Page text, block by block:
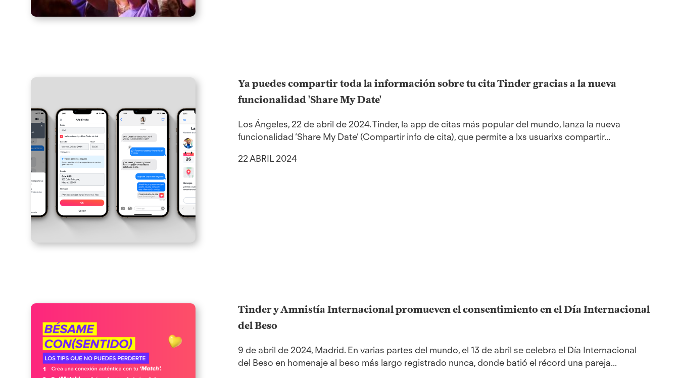
Ya puedes compartir toda la información sobre tu cita Tinder gracias a la nueva
funcionalidad 'Share My Date'
Los Ángeles, 22 de abril de 2024. Tinder, la app de citas más popular del mundo, lanza la nueva
funcionalidad ‘Share My Date’ (Compartir info de cita), que permite a lxs usuarixs compartir...
22 ABRIL 2024
Tinder y Amnistía Internacional promueven el consentimiento en el Día Internacional
del Beso
9 de abril de 2024, Madrid. En varias partes del mundo, el 13 de abril se celebra el Día Internacional
del Beso en homenaje al beso más largo registrado nunca, donde batió el récord una pareja...